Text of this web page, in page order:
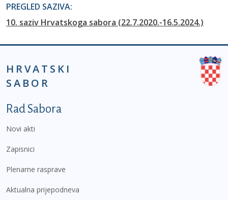
PREGLED SAZIVA:
10. saziv Hrvatskoga sabora (22.7.2020.-16.5.2024.)
HRVATSKI
SABOR
Podnožje prvi izbornik
Rad Sabora
Novi akti
Zapisnici
Plenarne rasprave
Aktualna prijepodneva